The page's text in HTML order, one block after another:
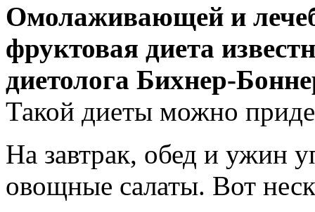
Омолаживающей и
фруктовая диета
диетолога Бихнер-
Такой диеты можно
На завтрак, обед и ужин
овощные салаты. Вот